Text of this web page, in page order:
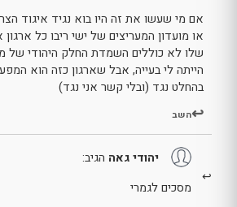
אם מי שעשו את זה היו בוא נגיד איגוד
או מועדון המעריצים של ישי ריבו כל
שלו לא כוללים השמדת החלק היהודי של
הייתה לי בעייה, אבל שארגון כזה הוא
בהחלט נגד (ובלי קשר אני נגד)
השב
יהודי גאה הגיב:
מסכים לגמרי